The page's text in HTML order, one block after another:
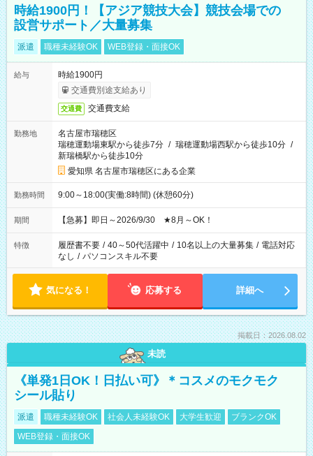
時給1900円！【アジア競技大会】競技会場での
設営サポート／大量募集
派遣 職種未経験OK WEB登録・面接OK
給与
時給1900円
交通費別途支給あり
交通費 交通費支給
勤務地
名古屋市瑞穂区
瑞穂運動場東駅から徒歩7分 / 瑞穂運動場西駅から徒歩10分 /
新瑞橋駅から徒歩10分
愛知県 名古屋市瑞穂区にある企業
勤務時間 9:00～18:00(実働:8時間) (休憩60分)
期間 【急募】即日～2026/9/30 ★8月～OK！
特徴 履歴書不要 / 40～50代活躍中 / 10名以上の大量募集 / 電話対応
なし / パソコンスキル不要
気になる！ 応募する 詳細へ
掲載日：2026.08.02
未読
《単発1日OK！日払い可》＊コスメのモクモク
シール貼り
派遣 職種未経験OK 社会人未経験OK 大学生歓迎
ブランクOK
WEB登録・面接OK